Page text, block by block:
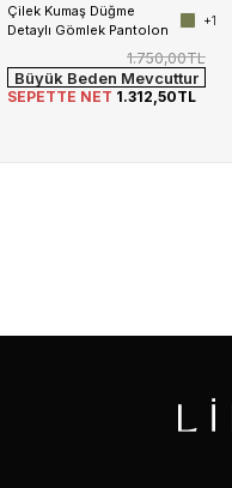
Çilek Kumaş Düğme
Detaylı Gömlek Pantolon
+1
1.750,00TL
Büyük Beden Mevcuttur
SEPETTE NET 1.312,50TL